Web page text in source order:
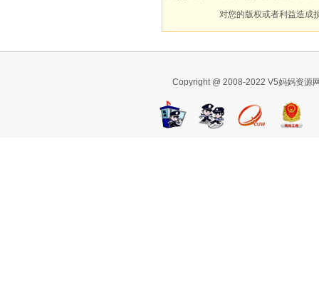
对您的版权或者利益造成
Copyright @ 2008-2022 V5妈妈资源